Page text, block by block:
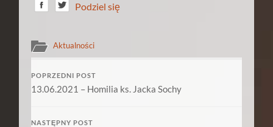
Podziel się
Aktualności
POPRZEDNI POST
13.06.2021 – Homilia ks. Jacka Sochy
NASTĘPNY POST